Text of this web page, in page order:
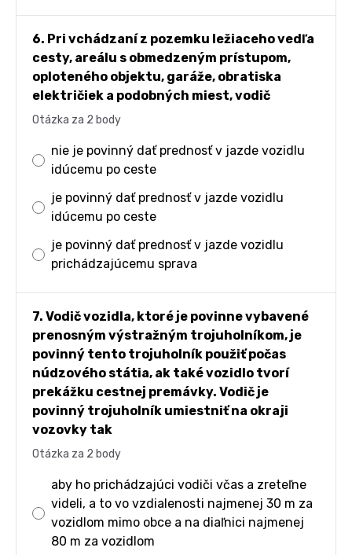
6. Pri vchádzaní z pozemku ležiaceho vedľa
cesty, areálu s obmedzeným prístupom,
oploteného objektu, garáže, obratiska
električiek a podobných miest, vodič
Otázka za 2 body
nie je povinný dať prednosť v jazde vozidlu
idúcemu po ceste
je povinný dať prednosť v jazde vozidlu
idúcemu po ceste
je povinný dať prednosť v jazde vozidlu
prichádzajúcemu sprava
7. Vodič vozidla, ktoré je povinne vybavené
prenosným výstražným trojuholníkom, je
povinný tento trojuholník použiť počas
núdzového státia, ak také vozidlo tvorí
prekážku cestnej premávky. Vodič je
povinný trojuholník umiestniť na okraji
vozovky tak
Otázka za 2 body
aby ho prichádzajúci vodiči včas a zreteľne
videli, a to vo vzdialenosti najmenej 30 m za
vozidlom mimo obce a na diaľnici najmenej
80 m za vozidlom